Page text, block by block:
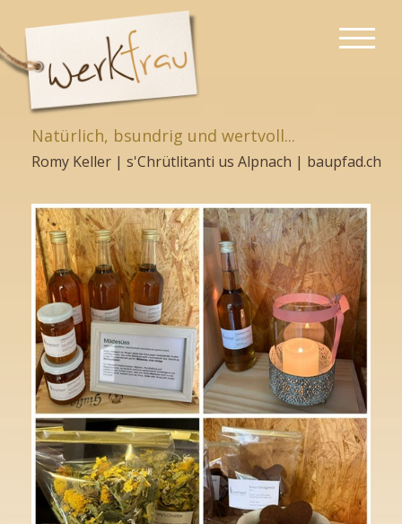
Natürlich, bsundrig und wertvoll...
Romy Keller | s'Chrütlitanti us Alpnach | baupfad.ch